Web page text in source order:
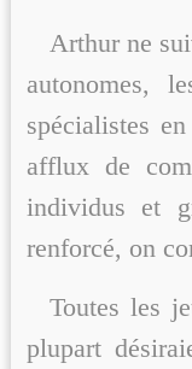
Arthur ne
autonomes,
spécialistes
afflux de
individus et
renforcé, on
Toutes les
plupart